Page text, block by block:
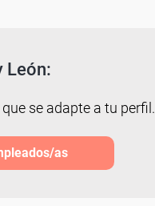
León:
se adapte a tu perfil.
as